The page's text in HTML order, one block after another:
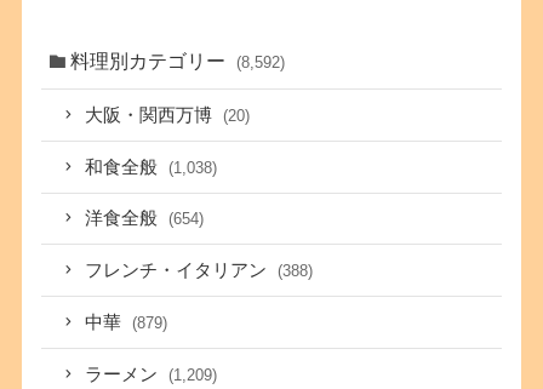
料理別カテゴリー (8,592)
大阪・関西万博 (20)
和食全般 (1,038)
洋食全般 (654)
フレンチ・イタリアン (388)
中華 (879)
ラーメン (1,209)